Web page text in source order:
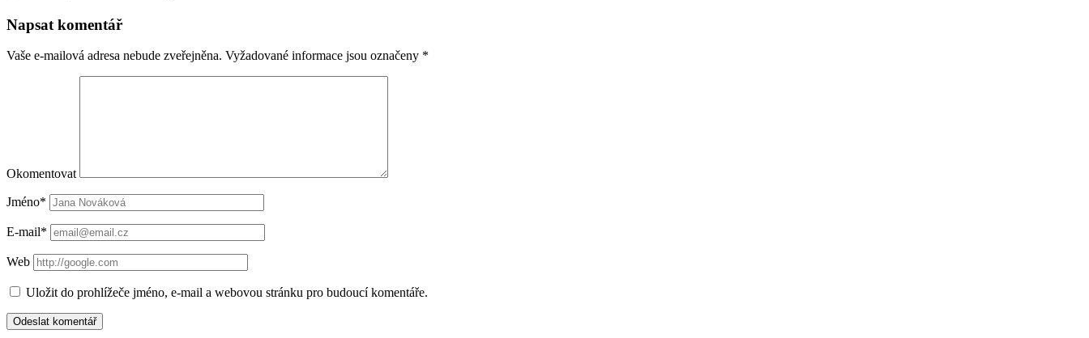
Napsat komentář
Vaše e-mailová adresa nebude zveřejněna. Vyžadované informace jsou označeny *
Okomentovat
Jméno*
E-mail*
Web
Uložit do prohlížeče jméno, e-mail a webovou stránku pro budoucí komentáře.